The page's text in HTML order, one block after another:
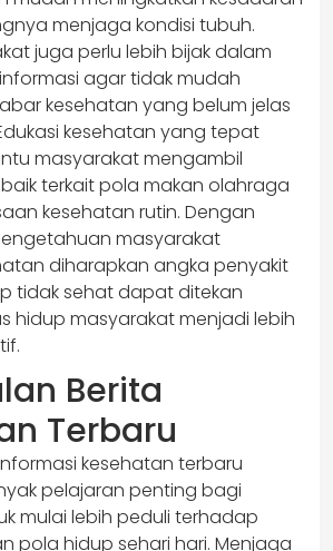
menjaga kondisi tubuh.
juga perlu lebih bijak dalam
agar tidak mudah
kesehatan yang belum jelas
kesehatan yang tepat
masyarakat mengambil
terkait pola makan olahraga
kesehatan rutin. Dengan
masyarakat
diharapkan angka penyakit
tidak sehat dapat ditekan
hidup masyarakat menjadi lebih
Berita
Terbaru
kesehatan terbaru
pelajaran penting bagi
mulai lebih peduli terhadap
pola hidup sehari hari. Menjaga